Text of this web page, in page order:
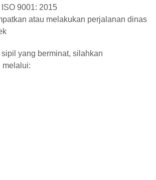
9001: 2015
atau melakukan perjalanan dinas
yang berminat, silahkan
melalui: